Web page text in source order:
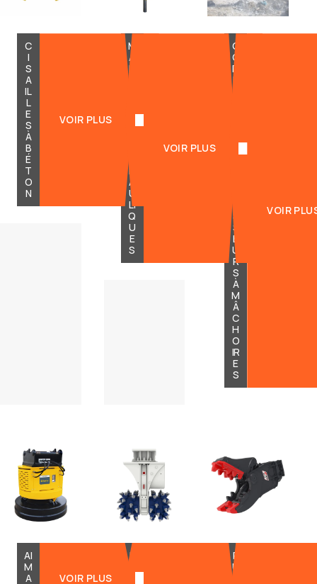
C
I
S
A
IL
L
E
S
À
B
É
T
O
N
VOIR PLUS
M
A
R
T
U
X
D
R
A
U
LI
Q
U
E
S
VOIR PLUS
G
O
D
E
T
A
S
S
E
U
R
S
À
M
Â
C
H
O
IR
E
S
VOIR
AI
M
A
VOIR PLUS
F
P
U